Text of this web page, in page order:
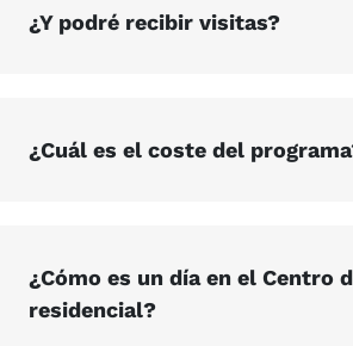
¿Y podré recibir visitas?
¿Cuál es el coste del
¿Cómo es un día en el Centro
residencial?